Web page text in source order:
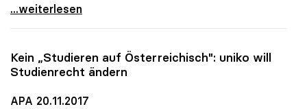
uniko sieht in Zukauf von Medizinstudienplätzen
...weiterlesen
Kein „Studieren auf Österreichisch": uniko will
Studienrecht ändern
APA 20.11.2017